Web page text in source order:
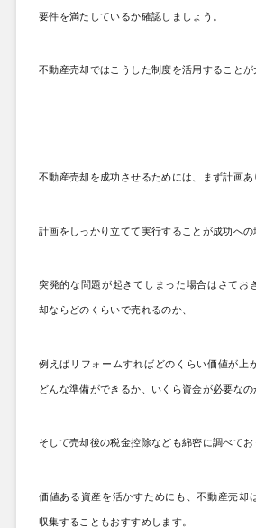
要件を満たしているか確認しましょう。
不動産売却ではこうした制度を活用することが
不動産売却を成功させるためには、まず計画あ
計画をしっかり立てて実行することが成功への
突発的な問題が起きてしまった場合はさてお
却ならどのくらいで売れるのか、
例えばリフォームすればどのくらい価値が上
どんな準備ができるか、いくら資金が必要なの
そして売却後の税金控除なども綿密に調べてお
価値ある資産を活かすためにも、不動産売却
収集することもおすすめします。